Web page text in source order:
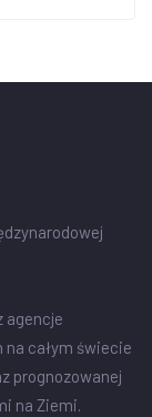
agencje
całym świecie
prognozowanej
na Ziemi.